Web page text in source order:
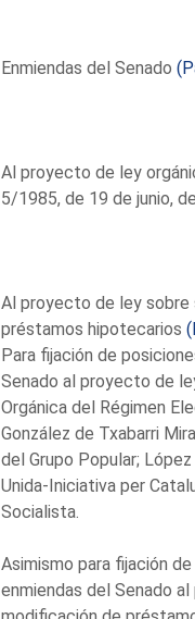
Enmiendas del Senado
Al proyecto de ley
5/1985, de 19 de junio,
Al proyecto de ley sobre
préstamos hipotecarios
Para fijación de
Senado al proyecto de
Orgánica del Régimen
González de Txabarri
del Grupo Popular;
Unida-Iniciativa per
Socialista.
Asimismo para fijación
enmiendas del Senado